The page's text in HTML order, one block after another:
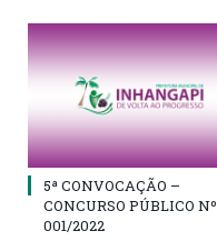
5ª CONVOCAÇÃO –
CONCURSO PÚBLICO Nº
001/2022